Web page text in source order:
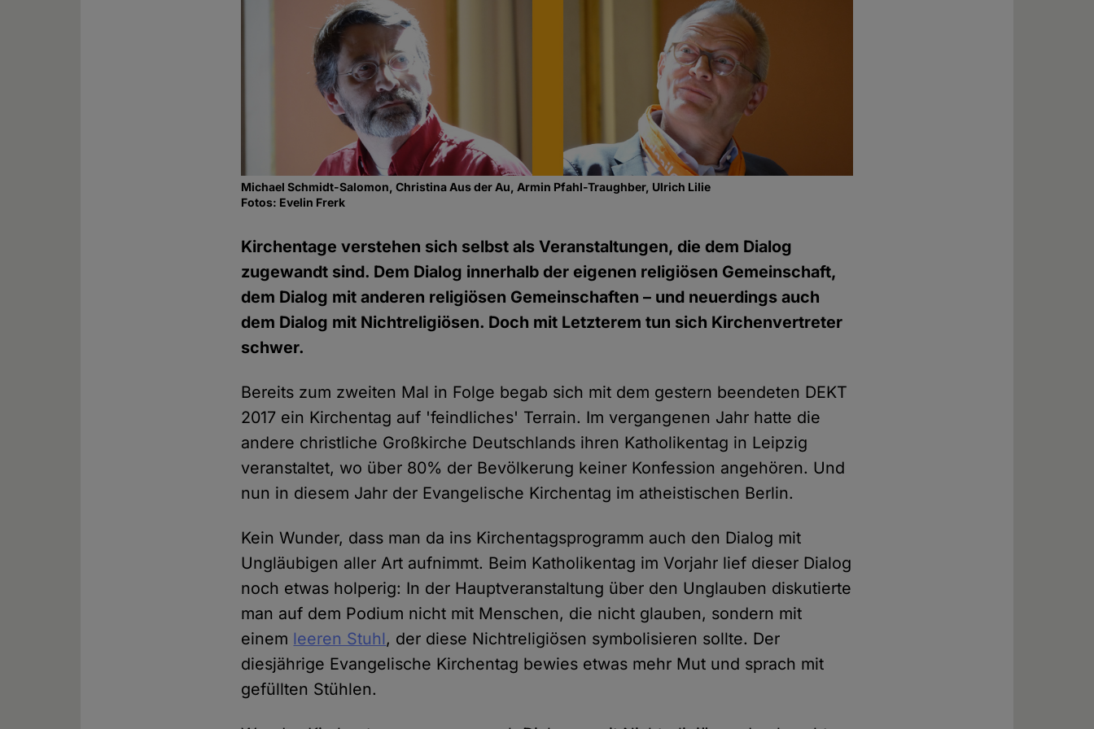
Michael Schmidt-Salomon, Christina Aus der Au, Armin Pfahl-Traughber, Ulrich Lilie
Fotos: Evelin Frerk
Kirchentage verstehen sich selbst als Veranstaltungen, die dem Dialog
zugewandt sind. Dem Dialog innerhalb der eigenen religiösen Gemeinschaft,
dem Dialog mit anderen religiösen Gemeinschaften – und neuerdings auch
dem Dialog mit Nichtreligiösen. Doch mit Letzterem tun sich Kirchenvertreter
schwer.
Bereits zum zweiten Mal in Folge begab sich mit dem gestern beendeten DEKT
2017 ein Kirchentag auf 'feindliches' Terrain. Im vergangenen Jahr hatte die
andere christliche Großkirche Deutschlands ihren Katholikentag in Leipzig
veranstaltet, wo über 80% der Bevölkerung keiner Konfession angehören. Und
nun in diesem Jahr der Evangelische Kirchentag im atheistischen Berlin.
Kein Wunder, dass man da ins Kirchentagsprogramm auch den Dialog mit
Ungläubigen aller Art aufnimmt. Beim Katholikentag im Vorjahr lief dieser Dialog
noch etwas holperig: In der Hauptveranstaltung über den Unglauben diskutierte
man auf dem Podium nicht mit Menschen, die nicht glauben, sondern mit
einem leeren Stuhl, der diese Nichtreligiösen symbolisieren sollte. Der
diesjährige Evangelische Kirchentag bewies etwas mehr Mut und sprach mit
gefüllten Stühlen.